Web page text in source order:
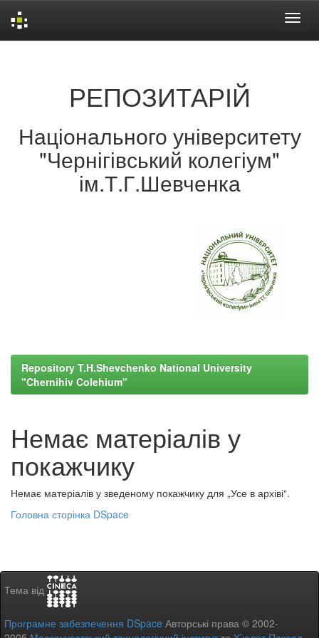
РЕПОЗИТАРІЙ
Національного університету
"Чернігівський колегіум"
ім.Т.Г.Шевченка
Repository T.H.Shevchenko National University
"Chernihiv Colehium"
Немає матеріалів у
покажчику
Немає матеріалів у зведеному покажчику для „Усе в архіві“.
Головна сторінка DSpace
Тема від
Програмне забезпечення DSpace Авторські права © 2002-